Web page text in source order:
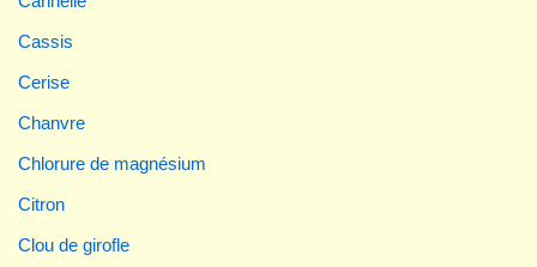
Cassis
Cerise
Chanvre
Chlorure de magnésium
Citron
Clou de girofle